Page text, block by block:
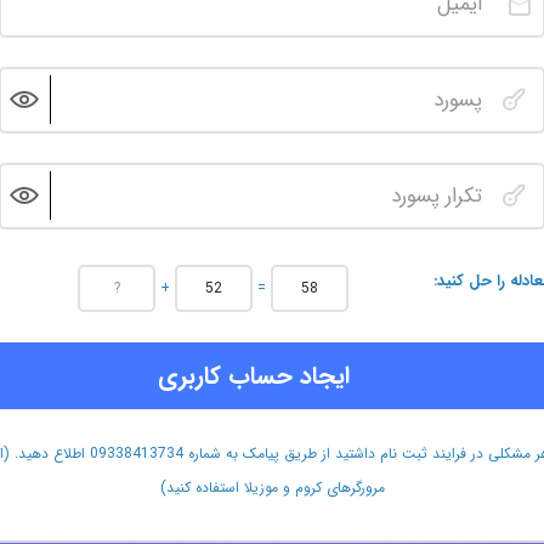
را حل کنید + =
ایجاد حساب کاربری
هر مشکلی در فرایند ثبت نام داشتید از طریق پیامک به شماره 09338413734 اطلاع
مرورگرهای کروم و موزیلا استفاده کنید)